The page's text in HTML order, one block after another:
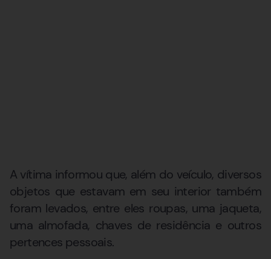
A vítima informou que, além do veículo, diversos
objetos que estavam em seu interior também
foram levados, entre eles roupas, uma jaqueta,
uma almofada, chaves de residência e outros
pertences pessoais.